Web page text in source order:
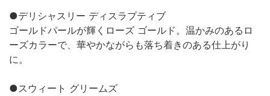
●デリシャスリー ディスラプティブ
ゴールドパールが輝くローズ ゴールド。温かみのあるロ
ーズカラーで、華やかながらも落ち着きのある仕上がり
に。
●スウィート グリームズ